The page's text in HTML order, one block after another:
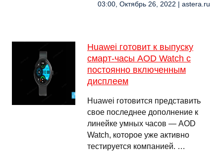
03:00, Октябрь 26, 2022 | astera.ru
Huawei готовит к выпуску
смарт-часы AOD Watch с
постоянно включенным
дисплеем
Huawei готовится представить
свое последнее дополнение к
линейке умных часов — AOD
Watch, которое уже активно
тестируется компанией. …